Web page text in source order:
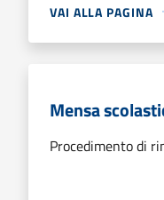
VAI ALLA PAGINA
Mensa
Procedimento di